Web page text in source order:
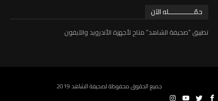
حمّـــــــــــــله الآن
تطبيق “صحيفة الشاهد” متاح لأجهزة الأندرويد والآيفون
جميع الحقوق محفوظة لصحيفة الشاهد 2019